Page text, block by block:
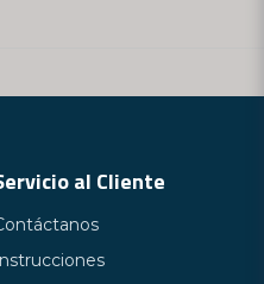
al Cliente